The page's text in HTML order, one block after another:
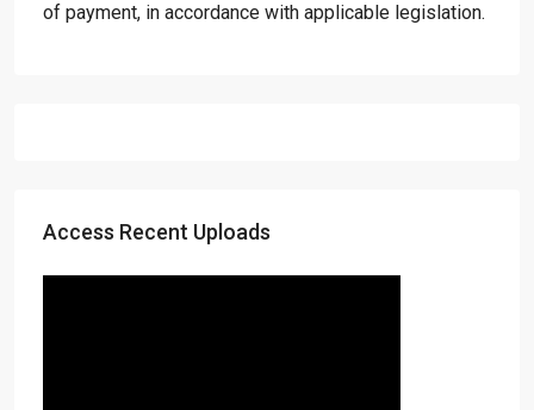
of payment, in accordance with applicable legislation.
Access Recent Uploads